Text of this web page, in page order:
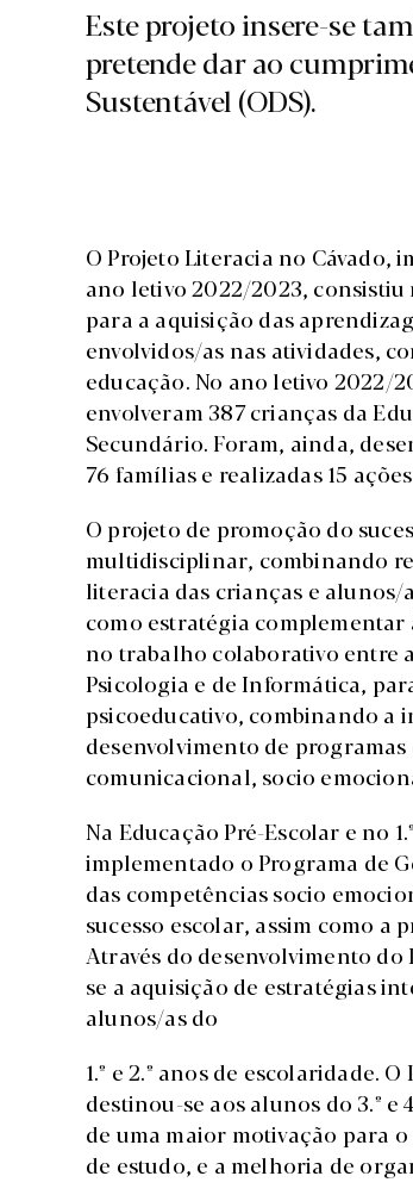
Este projeto insere-se
pretende dar ao
Sustentável (ODS).
O Projeto Literacia no Cávado,
ano letivo 2022/2023,
para a aquisição das
envolvidos/as nas atividades,
educação. No ano letivo 2022/
envolveram 387 crianças da
Secundário. Foram, ainda,
76 famílias e realizadas 15
O projeto de promoção do
multidisciplinar, combinando
literacia das crianças e alunos/
como estratégia complementar
no trabalho colaborativo entre
Psicologia e de Informática,
psicoeducativo, combinando a
desenvolvimento de
comunicacional, socio
Na Educação Pré-Escolar e no
implementado o Programa de
das competências socio
sucesso escolar, assim como a
Através do desenvolvimento
se a aquisição de estratégias
alunos/as do
1.º e 2.º anos de escolaridade.
destinou-se aos alunos do 3.º
de uma maior motivação para
de estudo, e a melhoria de